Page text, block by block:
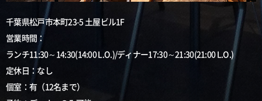
千葉県松戸市本町23-5 土屋ビル1F
営業時間：
ランチ11:30～14:30(14:00 L.O.)/ディナー17:30～21:30(21:00 L.O.)
定休日：なし
個室：有（12名まで）